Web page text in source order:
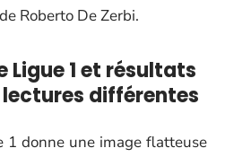
Roberto De Zerbi.
Ligue 1 et résultats
différentes
1 donne une image flatteuse